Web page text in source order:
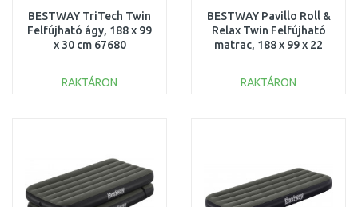
BESTWAY TriTech Twin
Felfújható ágy, 188 x 99
x 30 cm 67680
RAKTÁRON
BESTWAY Pavillo Roll &
Relax Twin Felfújható
matrac, 188 x 99 x 22
RAKTÁRON